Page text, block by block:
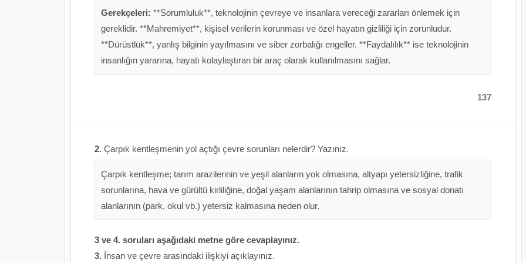
Gerekçeleri: **Sorumluluk**, teknolojinin çevreye ve insanlara vereceği zararları önlemek için
gereklidir. **Mahremiyet**, kişisel verilerin korunması ve özel hayatın gizliliği için zorunludur.
**Dürüstlük**, yanlış bilginin yayılmasını ve siber zorbalığı engeller. **Faydalılık** ise teknolojinin
insanlığın yararına, hayatı kolaylaştıran bir araç olarak kullanılmasını sağlar.
137
2. Çarpık kentleşmenin yol açtığı çevre sorunları nelerdir? Yazınız.
Çarpık kentleşme; tarım arazilerinin ve yeşil alanların yok olmasına, altyapı yetersizliğine, trafik
sorunlarına, hava ve gürültü kirliliğine, doğal yaşam alanlarının tahrip olmasına ve sosyal donatı
alanlarının (park, okul vb.) yetersiz kalmasına neden olur.
3 ve 4. soruları aşağıdaki metne göre cevaplayınız.
3. İnsan ve çevre arasındaki ilişkiyi açıklayınız.